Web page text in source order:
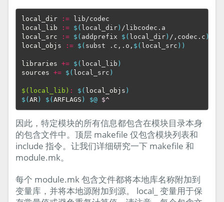
local_dir :=
local_lib
:= $( local_dir)
local_src
:= $( addprefix $( local_dir) /,codec.c )
local_objs
:= $( subst .c,.o, $( local_src ))
libraries += $( local_lib )
sources
+= $( local_src )
$(local_lib) : $( local_objs )
$(AR ) $(ARFLAGS ) $@ $^
因此，特定模块的所有信息都包含在模块目录本身
的包含文件中。顶层 makefile 仅包含模块列表和
include 指令。让我们详细研究一下 makefile 和
module.mk。
每个 module.mk 包含文件都将本地库名称附加到
变量库，并将本地源附加到源。 local_ 变量用于保